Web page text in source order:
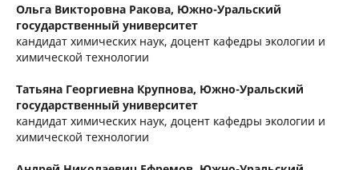
Ольга Викторовна Ракова, Южно-Уральский
государственный университет
кандидат химических наук, доцент кафедры экологии и
химической технологии
Татьяна Георгиевна Крупнова, Южно-Уральский
государственный университет
кандидат химических наук, доцент кафедры экологии и
химической технологии